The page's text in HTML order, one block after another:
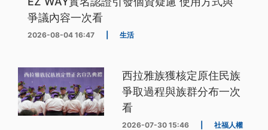
爭議內容一次看
2026-08-04 16:47 生活
西拉雅族獲核定原住民族
爭取過程與族群分布一次
看
2026-07-30 15:46 社福人權